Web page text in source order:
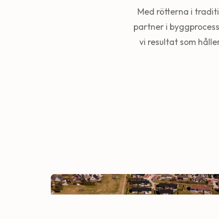
Med rötterna i
partner i
vi resultat som